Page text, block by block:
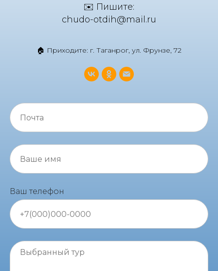
✉️ Пишите:
chudo-otdih@mail.ru
🏠 Приходите: г. Таганрог, ул. Фрунзе, 72
Ваш телефон